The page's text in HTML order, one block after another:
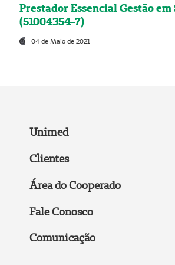
Prestador Essencial Gestão
(51004354-7)
04 de Maio de 2021
Unimed
Clientes
Área do Cooperado
Fale Conosco
Comunicação